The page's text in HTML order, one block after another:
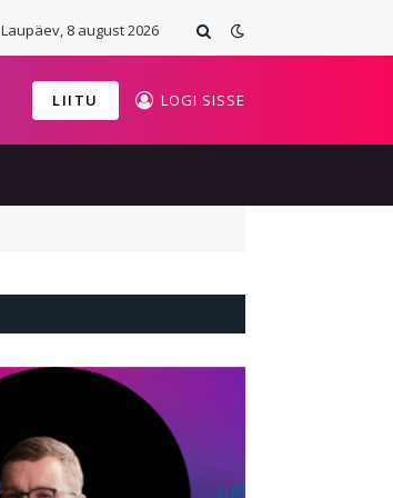
Laupäev, 8 august 2026
LIITU LOGI SISSE